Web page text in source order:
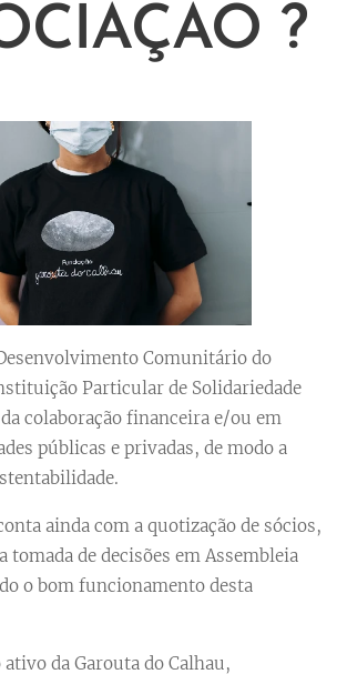
?
Comunitário do
Particular de Solidariedade
colaboração financeira e/ou em
públicas e privadas, de modo a
ainda com a quotização de sócios,
tomada de decisões em Assembleia
o bom funcionamento desta
da Garouta do Calhau,